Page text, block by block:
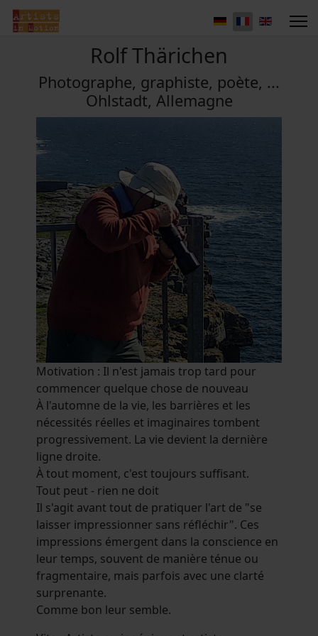
Rolf Thärichen
Photographe, graphiste, poète, ...
Ohlstadt, Allemagne
Motivation : Il n'est jamais trop tard pour
commencer quelque chose de nouveau
À l'automne de la vie, les barrières et les
nécessités réelles et imaginaires tombent
progressivement. La vie devient la dernière
ligne droite.
À tout moment, c'est toujours suffisant.
Tout peut - rien ne doit
Il s'agit avant tout de pratiquer l'art de "se
laisser impressionner sans réfléchir". Ces
impressions émergent dans la conscience en
leur temps, souvent de manière ténue ou
fragmentaire, mais parfois avec une clarté
surprenante.
Comme bon leur semble.